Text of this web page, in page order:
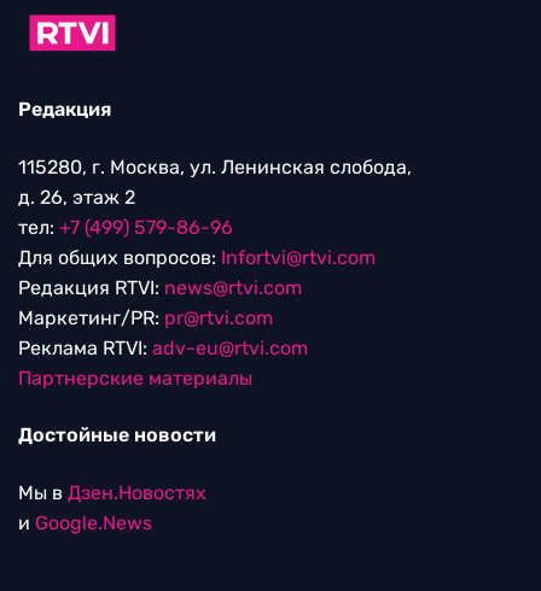
Редакция
115280, г. Москва, ул. Ленинская слобода,
д. 26, этаж 2
тел: +7 (499) 579-86-96
Для общих вопросов: Infortvi@rtvi.com
Редакция RTVI: news@rtvi.com
Маркетинг/PR: pr@rtvi.com
Реклама RTVI: adv-eu@rtvi.com
Партнерские материалы
Достойные новости
Мы в Дзен.Новостях
и Google.News